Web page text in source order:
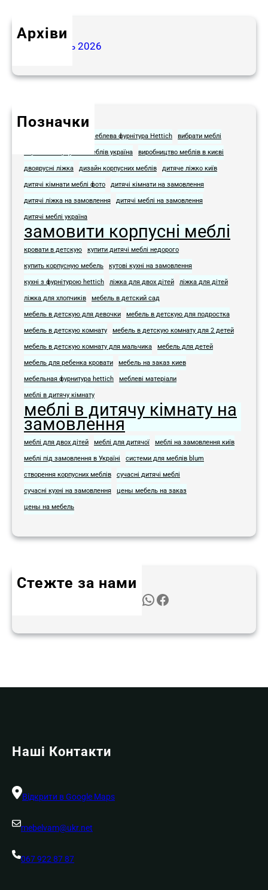
Архіви
Травень 2026
Позначки
Меблева фурнітура Hettich вибрати меблі
виробник корпусних меблів україна виробництво меблів в києві
двоярусні ліжка дизайн корпусних меблів дитяче ліжко київ
дитячі кімнати меблі фото​ дитячі кімнати на замовлення
дитячі ліжка на замовлення дитячі меблі на замовлення​
дитячі меблі україна
замовити корпусні меблі
кровати в детскую купити дитячі меблі недорого
купить корпусную мебель кутові кухні на замовлення
кухні з фурнітурою hettich ліжка для двох дітей ліжка для дітей
ліжка для хлопчиків мебель в детский сад
мебель в детскую для девочки мебель в детскую для подростка​
мебель в детскую комнату мебель в детскую комнату для 2 детей
мебель в детскую комнату для мальчика мебель для детей
мебель для ребенка кровати мебель на заказ киев
мебельная фурнитура hettich меблеві матеріали
меблі в дитячу кімнату
меблі в дитячу кімнату на
замовлення
меблі для двох дітей меблі для дитячої меблі на замовлення київ
меблі під замовлення в Україні системи для меблів blum
створення корпусних меблів сучасні дитячі меблі
сучасні кухні на замовлення цены мебель на заказ
цены на мебель
Стежте за нами
WhatsApp Facebook
Наші Контакти
Відкрити в Google Maps
mebelvam@ukr.net
067 922 87 87